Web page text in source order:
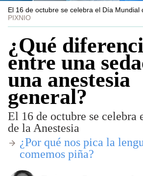
El 16 de octubre se celebra el Día Mundial
PIXNIO
¿Qué
entre una
una anestesia
general?
El 16 de octubre se
de la Anestesia
¿Por qué nos pica la
comemos piña?